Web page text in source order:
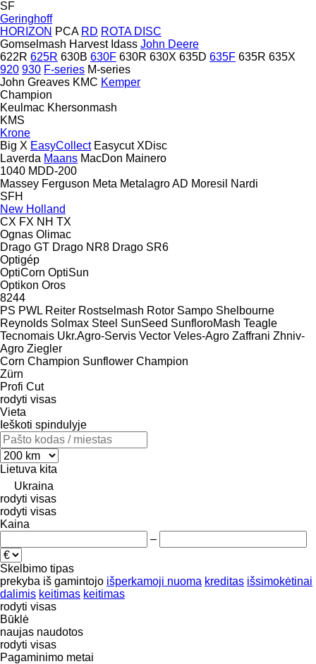
SF
Geringhoff
HORIZON PCA RD ROTA DISC
Gomselmash Harvest Idass John Deere
622R 625R 630B 630F 630R 630X 635D 635F 635R 635X
920 930 F-series M-series
John Greaves KMC Kemper
Champion
Keulmac Khersonmash
KMS
Krone
Big X EasyCollect Easycut XDisc
Laverda Maans MacDon Mainero
1040 MDD-200
Massey Ferguson Meta Metalagro AD Moresil
Nardi
SFH
New Holland
CX FX NH TX
Ognas Olimac
Drago GT Drago NR8 Drago SR6
Optigép
OptiCorn OptiSun
Optikon Oros
8244
PS PWL Reiter Rostselmash Rotor Sampo Shelbourne
Reynolds Solmax Steel SunSeed SunfloroMash Teagle
Tecnomais Ukr.Agro-Servis Vector Veles-Agro Zaffrani Zhniv-
Agro Ziegler
Corn Champion Sunflower Champion
Zürn
Profi Cut
rodyti visas
Vieta
Ieškoti spindulyje
Lietuva kita
Ukraina
rodyti visas
rodyti visas
Kaina
–
Skelbimo tipas
prekyba iš gamintojo išperkamoji nuoma kreditas išsimokėtinai
dalimis keitimas keitimas
rodyti visas
Būklė
naujas naudotos
rodyti visas
Pagaminimo metai